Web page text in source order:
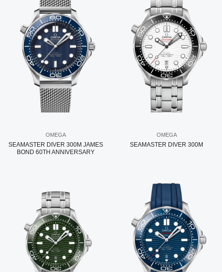
OMEGA
SEAMASTER DIVER 300M JAMES
BOND 60TH ANNIVERSARY
OMEGA
SEAMASTER DIVER 300M